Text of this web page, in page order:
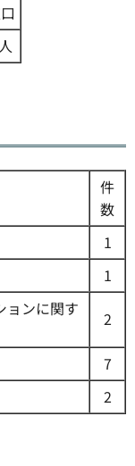
件
数
1
1
ョンに関す
2
7
2